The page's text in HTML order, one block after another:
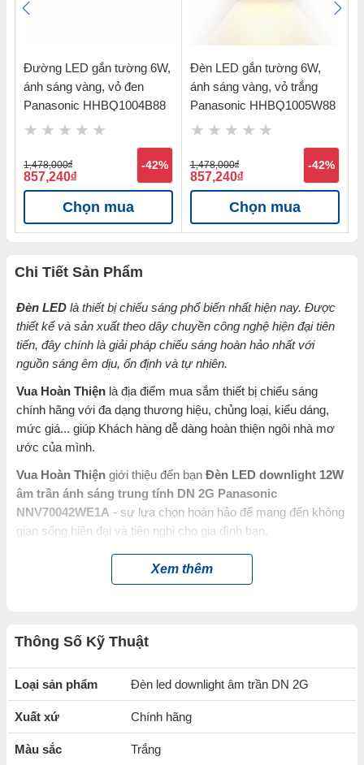
Đường LED gắn tường 6W,
ánh sáng vàng, vỏ đen
Panasonic HHBQ1004B88
1,478,000đ
857,240đ
-42%
Chọn mua
Đèn LED gắn tường 6W,
ánh sáng vàng, vỏ trắng
Panasonic HHBQ1005W88
1,478,000đ
857,240đ
-42%
Chọn mua
Chi Tiết Sản Phẩm
Đèn LED là thiết bị chiếu sáng phổ biến nhất hiện nay. Được
thiết kế và sản xuất theo dây chuyền công nghệ hiện đại tiên
tiến, đây chính là giải pháp chiếu sáng hoàn hảo nhất với
nguồn sáng êm dịu, ổn định và tự nhiên.
Vua Hoàn Thiện là địa điểm mua sắm thiết bị chiếu sáng
chính hãng với đa dạng thương hiệu, chủng loại, kiểu dáng,
mức giá... giúp Khách hàng dễ dàng hoàn thiện ngôi nhà mơ
ước của mình.
Vua Hoàn Thiện giới thiệu đến bạn Đèn LED downlight 12W
âm trần ánh sáng trung tính DN 2G Panasonic
NNV70042WE1A - sự lựa chọn hoàn hảo để mang đến không
gian sống hiện đại và tiện nghi cho gia đình bạn.
là nhà sản xuất lớn nhất thế giới của Nhật Bản,
cung cấp các sản phẩm và dịch vụ đa dạng. Được thành lập
thuật hiện đại.
Đặc điểm nổi bật của Đèn LED
downlight 12W âm trần ánh sáng trung
tính DN 2G Panasonic NNV70042WE1A
Ánh sáng đèn vô cùng
Xem thêm
Thông Số Kỹ Thuật
Loại sản phẩm Đèn led downlight âm trần DN 2G
Xuất xứ Chính hãng
Màu sắc Trắng